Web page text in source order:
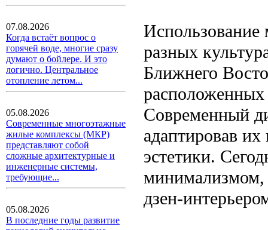
07.08.2026
Когда встаёт вопрос о
горячей воде, многие сразу
думают о бойлере. И это
логично. Центральное
отопление летом...
05.08.2026
Современные многоэтажные
жилые комплексы (МКР)
представляют собой
сложные архитектурные и
инженерные системы,
требующие...
05.08.2026
В последние годы развитие
разных
Ближнего
Современный
адаптировав
эстетики.
минимализмом,
дзен-